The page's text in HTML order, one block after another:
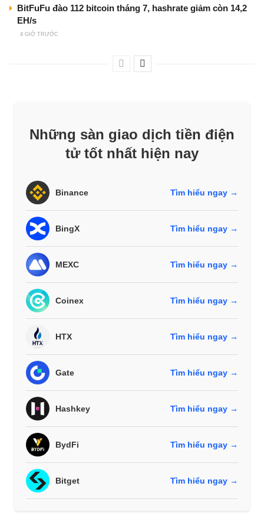
BitFuFu đào 112 bitcoin tháng 7, hashrate giảm còn 14,2
EH/s
4 GIỜ TRƯỚC
Những sàn giao dịch tiền điện
tử tốt nhất hiện nay
Binance Tìm hiểu ngay →
BingX Tìm hiểu ngay →
MEXC Tìm hiểu ngay →
Coinex Tìm hiểu ngay →
HTX Tìm hiểu ngay →
Gate Tìm hiểu ngay →
Hashkey Tìm hiểu ngay →
BydFi Tìm hiểu ngay →
Bitget Tìm hiểu ngay →